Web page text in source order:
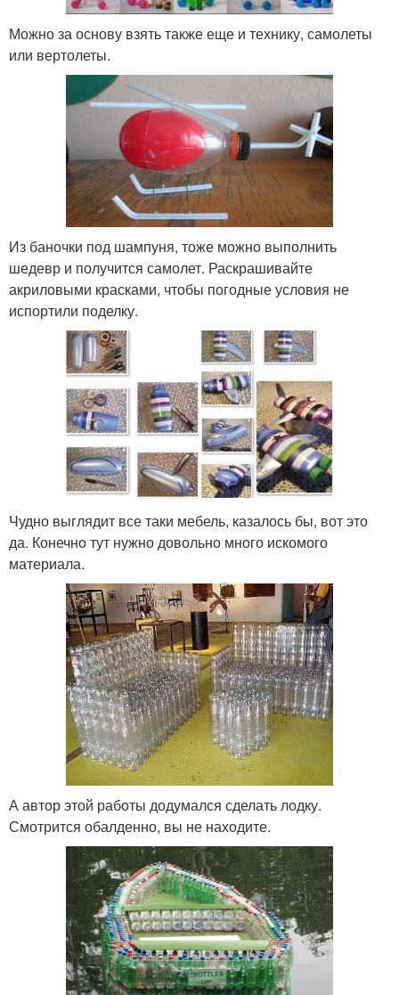
Можно за основу взять также еще и технику, самолеты
или вертолеты.
Из баночки под шампуня, тоже можно выполнить
шедевр и получится самолет. Раскрашивайте
акриловыми красками, чтобы погодные условия не
испортили поделку.
Чудно выглядит все таки мебель, казалось бы, вот это
да. Конечно тут нужно довольно много искомого
материала.
А автор этой работы додумался сделать лодку.
Смотрится обалденно, вы не находите.